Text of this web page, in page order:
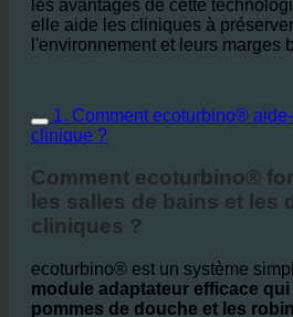
elle aide les cliniques à
l'environnement et leurs marges
1. Comment ecoturbino®
clinique ?
Comment ecoturbino®
les salles de bains et les
cliniques ?
ecoturbino® est un système
module adaptateur efficace
pommes de douche et les